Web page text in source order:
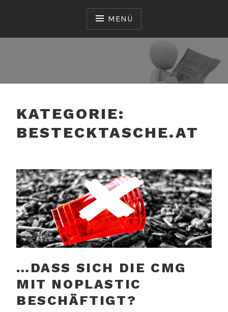
MENÜ
CROSSMEDIAGROUP
KATEGORIE:
BESTECKTASCHE.AT
…DASS SICH DIE CMG
MIT NOPLASTIC
BESCHÄFTIGT?